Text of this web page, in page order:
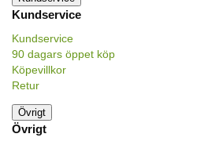
Kundservice
Kundservice
90 dagars öppet köp
Köpevillkor
Retur
Övrigt
Övrigt